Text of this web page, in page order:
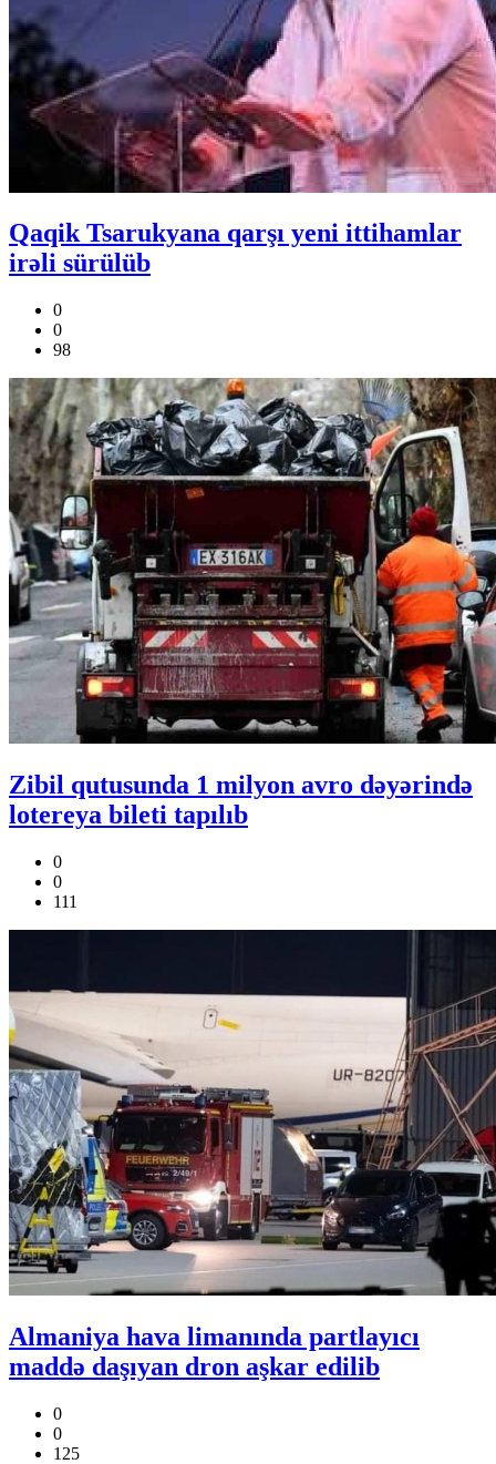
Qaqik Tsarukyana qarşı yeni ittihamlar
irəli sürülüb
0
0
98
Zibil qutusunda 1 milyon avro dəyərində
lotereya bileti tapılıb
0
0
111
Almaniya hava limanında partlayıcı
maddə daşıyan dron aşkar edilib
0
0
125